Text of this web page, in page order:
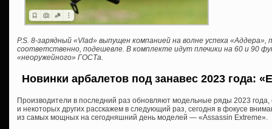
P.S. 8-зарядный «Vlad» выпущен компанией на волне успеха
соответственно, подешевле. В комплекте идут плечики на 60 и 90
«неоружейного» ГОСТа.
Новинки арбалетов под занавес 2023 года:
Производители в последний раз обновляют модельные ряды 2023 года,
и некоторых других расскажем в следующий раз, сегодня в фокусе
из самых мощных на сегодняшний день моделей — «Assassin Extreme».